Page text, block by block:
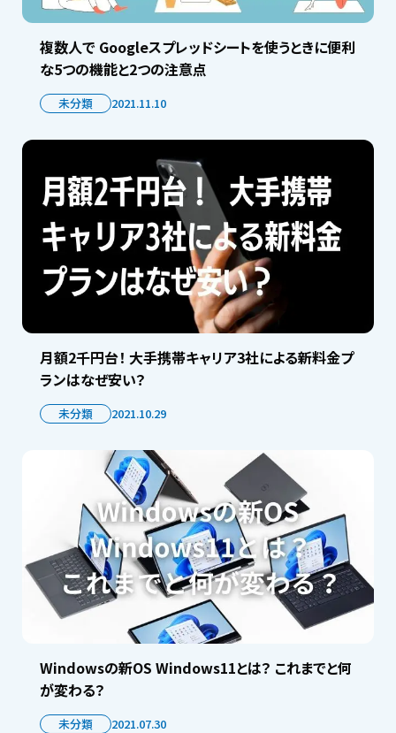
複数人で Googleスプレッドシートを使うときに便利
な5つの機能と2つの注意点
未分類 2021.11.10
月額2千円台！ 大手携帯キャリア3社による新料金プ
ランはなぜ安い？
未分類 2021.10.29
Windowsの新OS Windows11とは？ これまでと何
が変わる？
未分類 2021.07.30